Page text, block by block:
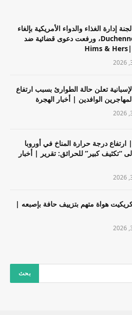
إدارة الغذاء والدواء الأمريكية بإلغاء
عقار Duchenne، ورفعت دعوى قضائية ضد
Hims & Hers|
تعلن حالة الطوارئ بسبب ارتفاع
الوافدين | أخبار الهجرة
ارتفاع درجة حرارة المناخ في أوروبا
“تكثيف كبير” للحرائق: تقرير | أخبار
هواة متهم بتزييف حافة بإصبعه |